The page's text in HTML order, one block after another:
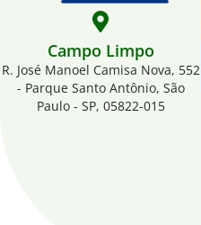
Campo Limpo
R. José Manoel Camisa Nova, 552
- Parque Santo Antônio, São
Paulo - SP, 05822-015